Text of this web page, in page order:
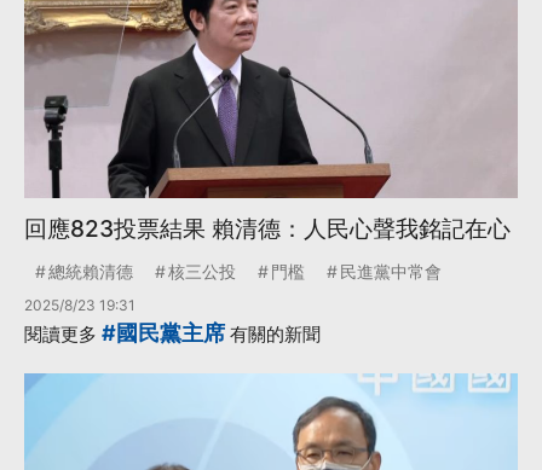
回應823投票結果 賴清德：人民心聲我銘記在心
總統賴清德 核三公投 門檻 民進黨中常會
2025/8/23 19:31
閱讀更多 #國民黨主席 有關的新聞